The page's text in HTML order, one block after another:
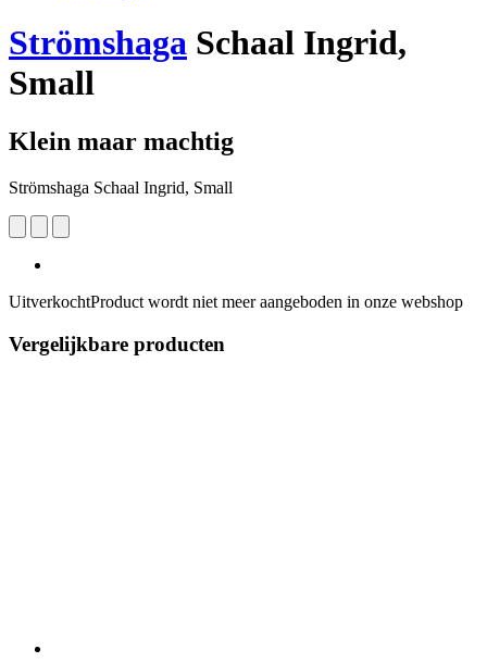
Strömshaga Schaal Ingrid,
Small
Klein maar machtig
Strömshaga Schaal Ingrid, Small
UitverkochtProduct wordt niet meer aangeboden in onze webshop
Vergelijkbare producten